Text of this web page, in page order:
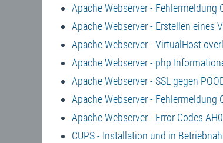
Apache Webserver - Fehlermeldung
Apache Webserver - Erstellen eines
Apache Webserver - VirtualHost
Apache Webserver - php
Apache Webserver - SSL gegen
Apache Webserver - Fehlermeldung
Apache Webserver - Error Codes
CUPS - Installation und in